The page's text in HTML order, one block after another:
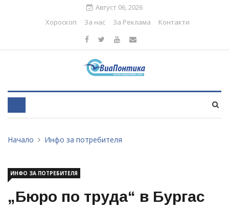
Август 06, 2026
Хороскоп
За нас За Реклама Контакти
Начало Инфо за потребителя
ИНФО ЗА ПОТРЕБИТЕЛЯ
„Бюро по труда“ в Бургас